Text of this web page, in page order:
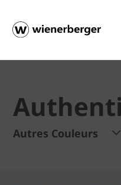
Autres Couleurs